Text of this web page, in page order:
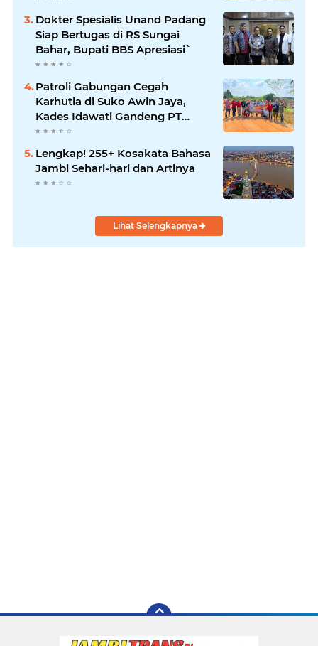
Dokter Spesialis Unand Padang
Siap Bertugas di RS Sungai
Bahar, Bupati BBS Apresiasi`
Patroli Gabungan Cegah
Karhutla di Suko Awin Jaya,
Kades Idawati Gandeng PT
BBB-S, TNI dan BPD
Lengkap! 255+ Kosakata Bahasa
Jambi Sehari-hari dan Artinya
Lihat Selengkapnya